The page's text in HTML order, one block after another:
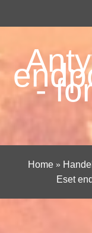
-
Home »
Eset